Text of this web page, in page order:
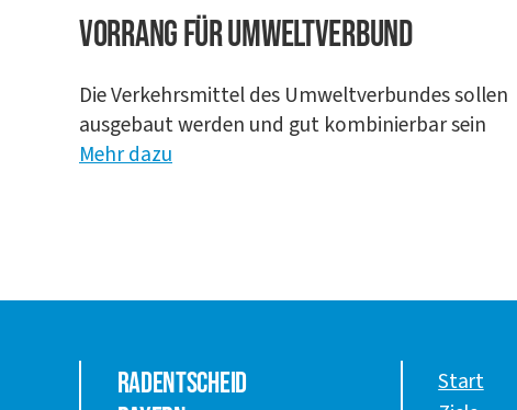
Vor­rang für Umweltverbund
Die Ver­kehrs­mit­tel des Umwelt­ver­bun­des sol­len
aus­ge­baut wer­den und gut kom­bi­nier­bar sein
Mehr dazu
Radentscheid
Start